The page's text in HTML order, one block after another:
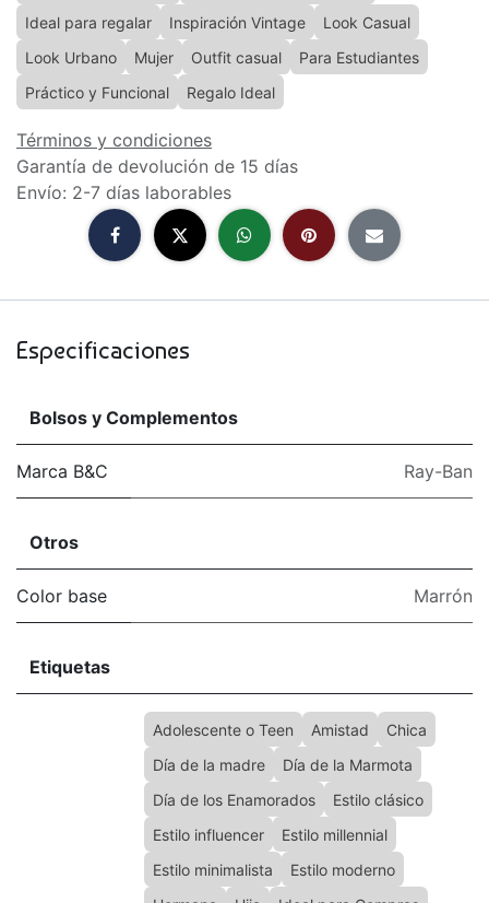
Ideal para regalar
Inspiración Vintage
Look Casual
Look Urbano
Mujer Outfit casual
Para Estudiantes
Práctico y Funcional
Regalo Ideal
Términos y condiciones
Garantía de devolución de 15 días
Envío: 2-7 días laborables
Especificaciones
Bolsos y Complementos
Marca B&C Ray-Ban
Otros
Color base Marrón
Etiquetas
Adolescente o Teen Amistad
Chica
Día de la madre
Día de la Marmota
Día de los Enamorados
Estilo clásico
Estilo influencer
Estilo millennial
Estilo minimalista
Estilo moderno